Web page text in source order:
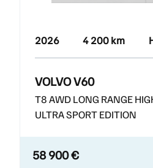
2026 4 200 km
VOLVO V60
T8 AWD LONG RANGE
ULTRA SPORT EDITION
58 900 €